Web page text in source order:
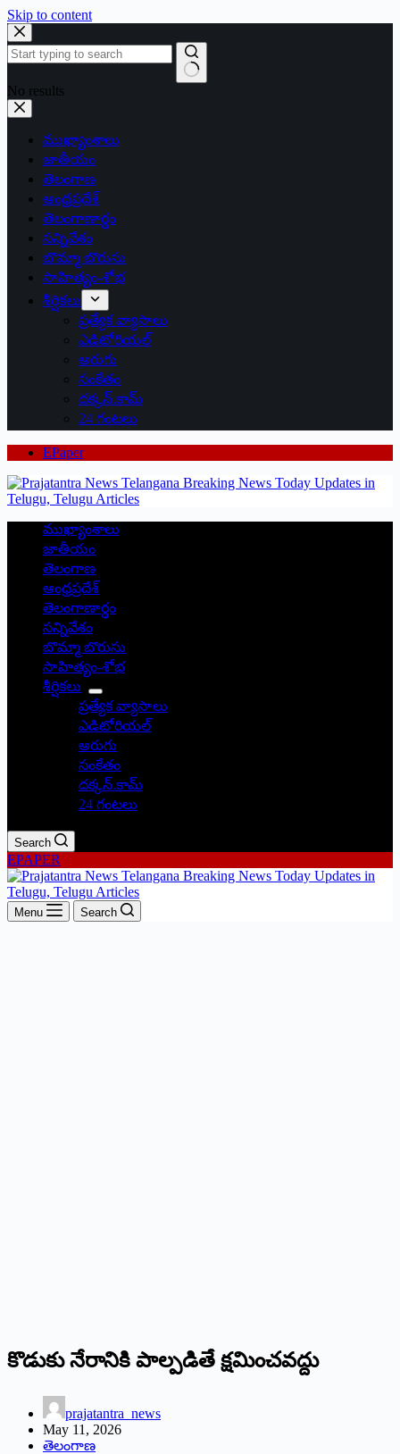
Skip to content
No results
ముఖ్యాంశాలు
జాతీయం
తెలంగాణ
ఆంధ్రప్రదేశ్
తెలంగాణార్థం
సన్నివేశం
బొమ్మా బొరుసు
సాహిత్యం-శోభ
శీర్షికలు
ప్రత్యేక వ్యాసాలు
ఎడిటోరియల్
అరుగు
సంకేతం
దక్కన్.కామ్
24 గంటలు
EPaper
ముఖ్యాంశాలు
జాతీయం
తెలంగాణ
ఆంధ్రప్రదేశ్
తెలంగాణార్థం
సన్నివేశం
బొమ్మా బొరుసు
సాహిత్యం-శోభ
శీర్షికలు
ప్రత్యేక వ్యాసాలు
ఎడిటోరియల్
అరుగు
సంకేతం
దక్కన్.కామ్
24 గంటలు
Search
EPAPER
Menu Search
కొడుకు నేరానికి పాల్ప‌డితే క్షమించవద్దు
prajatantra_news
May 11, 2026
తెలంగాణ